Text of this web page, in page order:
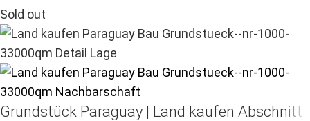
Sold out
Grundstück Paraguay | Land kaufen Abschnitt